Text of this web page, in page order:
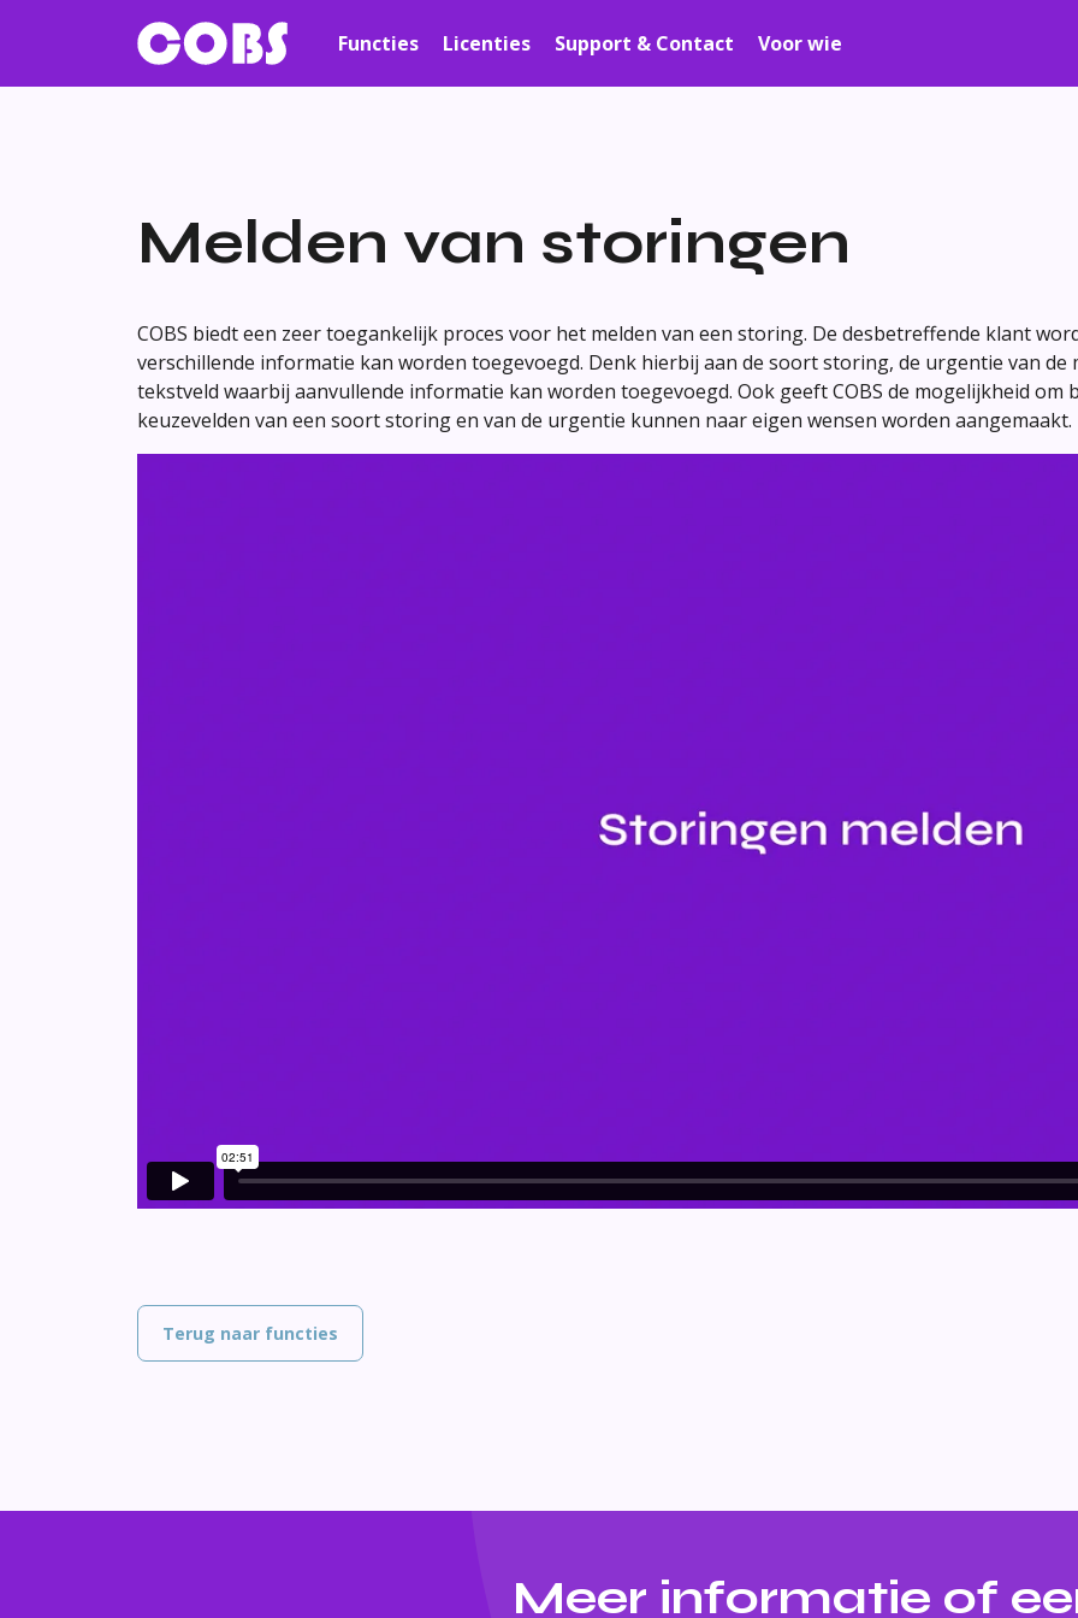
Functies Licenties Support & Contact Voor wie
Melden van storingen
COBS biedt een zeer toegankelijk proces voor het melden van een storing. De desbetreffende klant
verschillende informatie kan worden toegevoegd. Denk hierbij aan de soort storing, de urgentie van
tekstveld waarbij aanvullende informatie kan worden toegevoegd. Ook geeft COBS de mogelijkheid om
keuzevelden van een soort storing en van de urgentie kunnen naar eigen wensen worden aangemaakt.
Terug naar functies
Meer informatie of